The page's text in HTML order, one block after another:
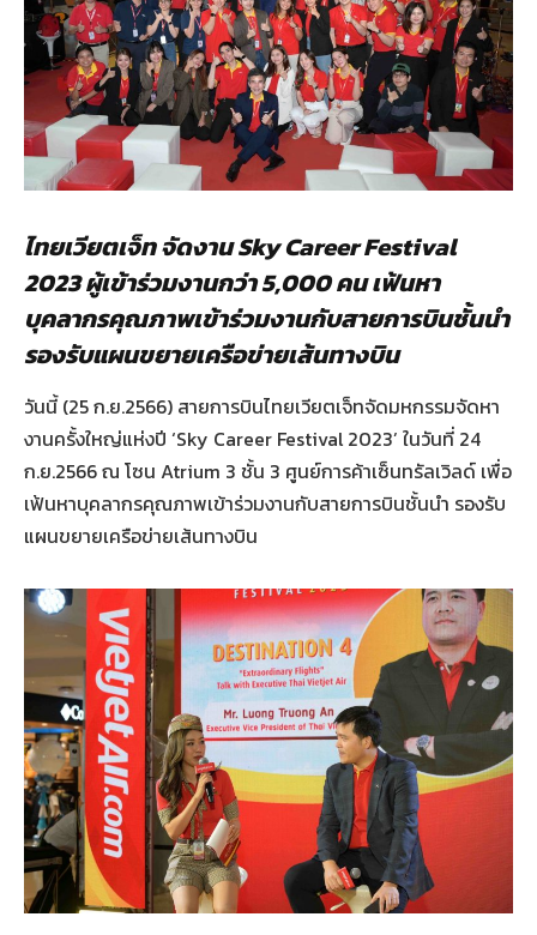
ไทยเวียตเจ็ท จัดงานSky Career Festival
2023 ผู้เข้าร่วมงานกว่า 5,000 คน เฟ้นหา
บุคลากรคุณภาพเข้าร่วมงานกับสายการบินชั้นนำ
รองรับแผนขยายเครือข่ายเส้นทางบิน
วันนี้ (25 ก.ย.2566) สายการบินไทยเวียตเจ็ทจัดมหกรรมจัดหา
งานครั้งใหญ่แห่งปี ‘Sky Career Festival 2023’ ในวันที่ 24
ก.ย.2566 ณ โซน Atrium 3 ชั้น 3 ศูนย์การค้าเซ็นทรัลเวิลด์ เพื่อ
เฟ้นหาบุคลากรคุณภาพเข้าร่วมงานกับสายการบินชั้นนำ รองรับ
แผนขยายเครือข่ายเส้นทางบิน